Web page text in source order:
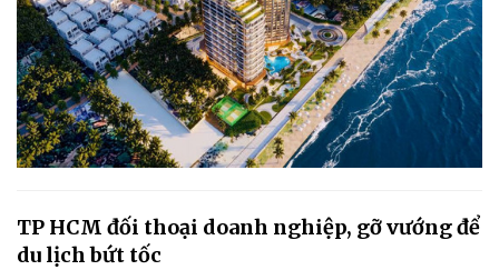
TP HCM đối thoại doanh nghiệp, gỡ vướng để
du lịch bứt tốc